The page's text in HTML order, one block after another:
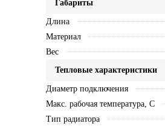
Габариты
Длина
Материал
Вес
Тепловые характеристики
Диаметр подключения
Макс. рабочая температура, C
Тип радиатора